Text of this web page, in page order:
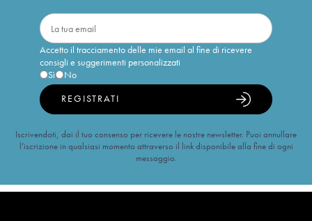
Accetto il tracciamento delle mie email al fine di ricevere
consigli e suggerimenti personalizzati
Sì
No
REGISTRATI
Iscrivendoti, dai il tuo consenso per ricevere le nostre newsletter. Puoi annullare
l’iscrizione in qualsiasi momento attraverso il link disponibile alla fine di ogni
messaggio.